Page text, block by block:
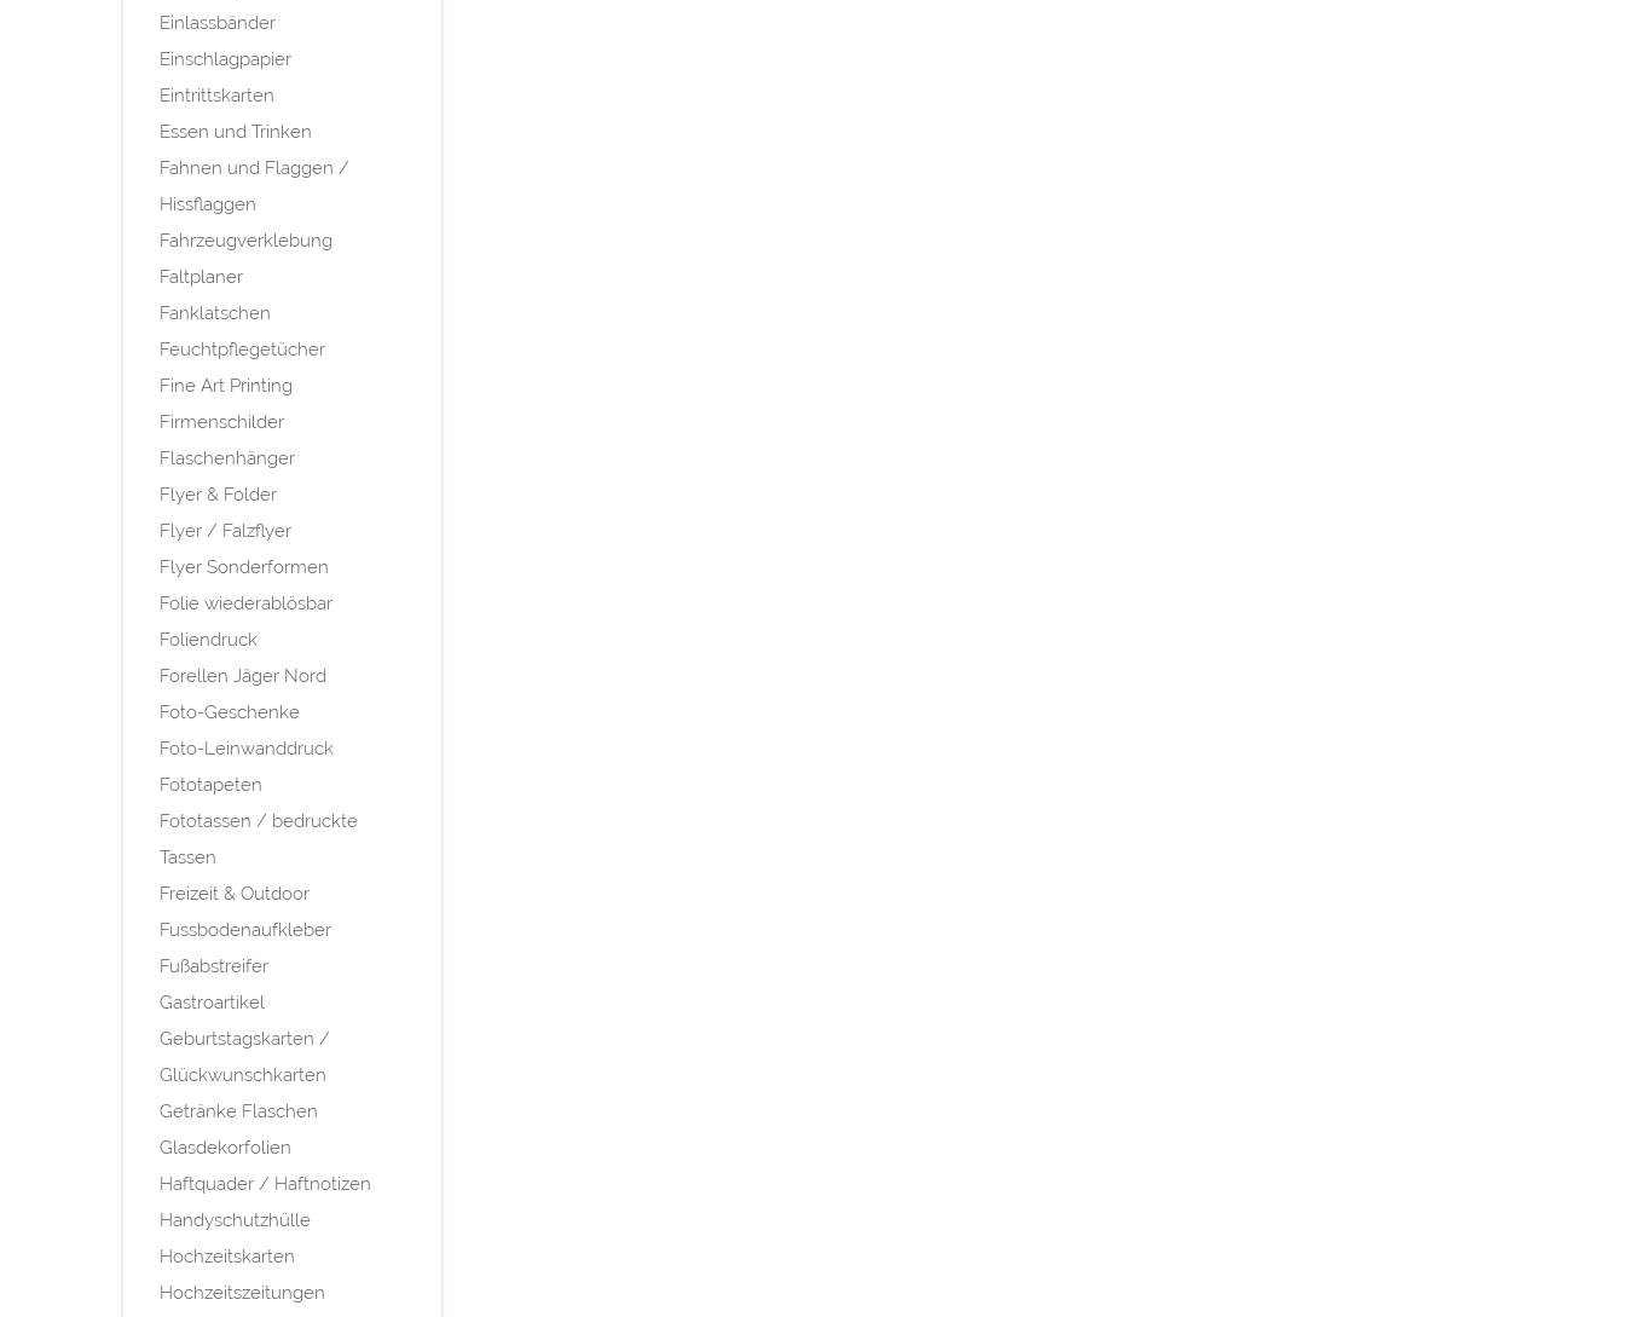
Einlassbänder
Einschlagpapier
Eintrittskarten
Essen und Trinken
Fahnen und Flaggen /
Hissflaggen
Fahrzeugverklebung
Faltplaner
Fanklatschen
Feuchtpflegetücher
Fine Art Printing
Firmenschilder
Flaschenhänger
Flyer & Folder
Flyer / Falzflyer
Flyer Sonderformen
Folie wiederablösbar
Foliendruck
Forellen Jäger Nord
Foto-Geschenke
Foto-Leinwanddruck
Fototapeten
Fototassen / bedruckte
Tassen
Freizeit & Outdoor
Fussbodenaufkleber
Fußabstreifer
Gastroartikel
Geburtstagskarten /
Glückwunschkarten
Getränke Flaschen
Glasdekorfolien
Haftquader / Haftnotizen
Handyschutzhülle
Hochzeitskarten
Hochzeitszeitungen